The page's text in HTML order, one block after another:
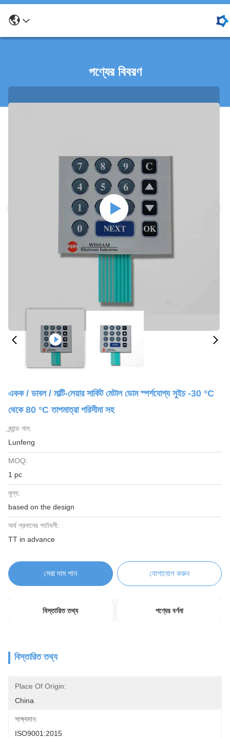
পণ্যের বিবরণ
একক / ডাবল / মাল্টি-লেয়ার সার্কিট মেটাল ডোম স্পর্শযোগ্য সুইচ -30 °C
থেকে 80 °C তাপমাত্রা পরিসীমা সহ
ব্র্যান্ড নাম:
Lunfeng
MOQ:
1 pc
মূল্য:
based on the design
অর্থ প্রদানের শর্তাবলী:
TT in advance
সেরা দাম পান যোগাযোগ করুন
বিস্তারিত তথ্য পণ্যের বর্ণনা
বিস্তারিত তথ্য
Place Of Origin:
China
সাক্ষ্যদান:
ISO9001:2015